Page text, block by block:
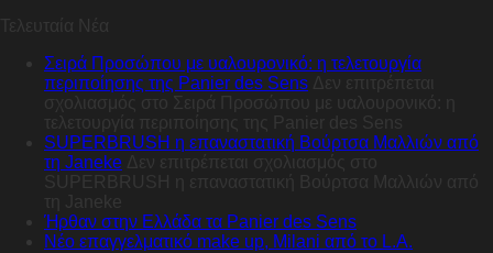
Τελευταία Νέα
Σειρά Προσώπου με υαλουρονικό: η τελετουργία
περιποίησης της Panier des Sens Δεν επιτρέπεται
σχολιασμός
στο Σειρά Προσώπου με υαλουρονικό: η
τελετουργία περιποίησης της Panier des Sens
SUPERBRUSH η επαναστατική Βούρτσα Μαλλιών από
τη Janeke Δεν επιτρέπεται σχολιασμός
SUPERBRUSH η επαναστατική Βούρτσα Μαλλιών από
τη Janeke
Ήρθαν στην Ελλάδα τα Panier des Sens
Nέο επαγγελματικό make up, Milani από το L.A.